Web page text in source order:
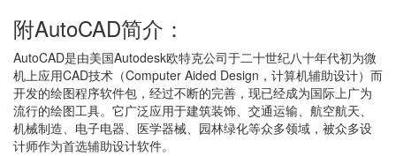
附AutoCAD简介：
AutoCAD是由美国Autodesk欧特克公司于二十世纪八十年代初为微
机上应用CAD技术（Computer Aided Design，计算机辅助设计）而
开发的绘图程序软件包，经过不断的完善，现已经成为国际上广为
流行的绘图工具。它广泛应用于建筑装饰、交通运输、航空航天、
机械制造、电子电器、医学器械、园林绿化等众多领域，被众多设
计师作为首选辅助设计软件。